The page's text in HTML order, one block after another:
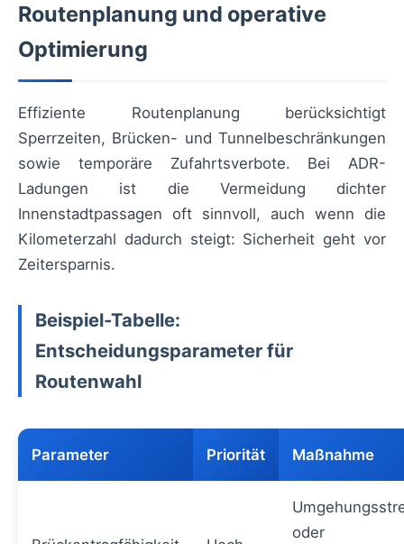
Routenplanung und operative
Optimierung
Effiziente Routenplanung berücksichtigt
Sperrzeiten, Brücken- und Tunnelbeschränkungen
sowie temporäre Zufahrtsverbote. Bei ADR-
Ladungen ist die Vermeidung dichter
Innenstadtpassagen oft sinnvoll, auch wenn die
Kilometerzahl dadurch steigt: Sicherheit geht vor
Zeitersparnis.
Beispiel-Tabelle:
Entscheidungsparameter für
Routenwahl
Parameter Priorität Maßnahme
oder